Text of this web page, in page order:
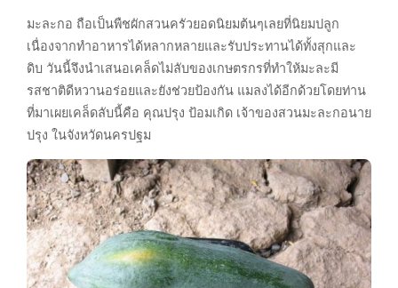
มะละกอ ถือเป็นพืชผักสวนครัวยอดนิยมต้นๆเลยที่นิยมปลูก
เนื่องจากทำอาหารได้หลากหลายและรับประทานได้ทั้งสุกและ
ดิบ วันนี้จึงนำเสนอเคล็ดไม่ลับของเกษตรกรที่ทำให้มะละมี
รสชาติดีหวานอร่อยและยังช่วยป้องกัน แมลงได้อีกด้วยโดยท่าน
ที่มาเผยเคล็ดลับนี้คือ คุณปรุง ป้อมเกิด เจ้าของสวนมะละกอนาย
ปรุง ในจังหวัดนครปฐม